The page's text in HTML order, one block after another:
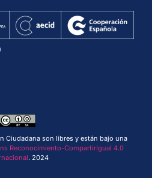
Ciudadana son libres y están bajo una
Reconocimiento-CompartirIgual 4.0
. 2024